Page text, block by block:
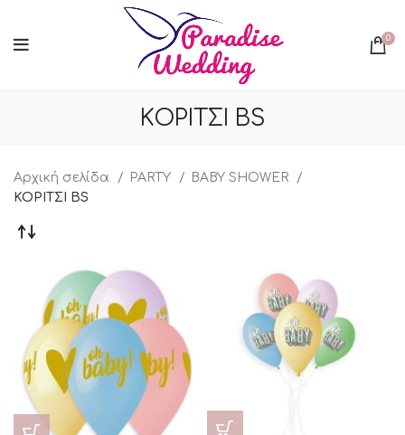
0
ΚΟΡΙΤΣΙ BS
Αρχική σελίδα PARTY
BABY SHOWER
ΚΟΡΙΤΣΙ BS